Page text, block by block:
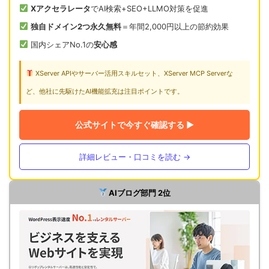
XアクセラレータでAI検索+SEO+LLMO対策を促進
独自ドメイン2つ永久無料＝年間2,000円以上の節約効果
国内シェアNo.1の安心感
XServer APIやサーバー活用スキルセット、XServer MCP Serverな
ど、他社に先駆けたAI機能拡充は注目ポイントです。
公式サイトで今すぐ確認する ▶
詳細レビュー・口コミを読む →
AIブログ部門 2位